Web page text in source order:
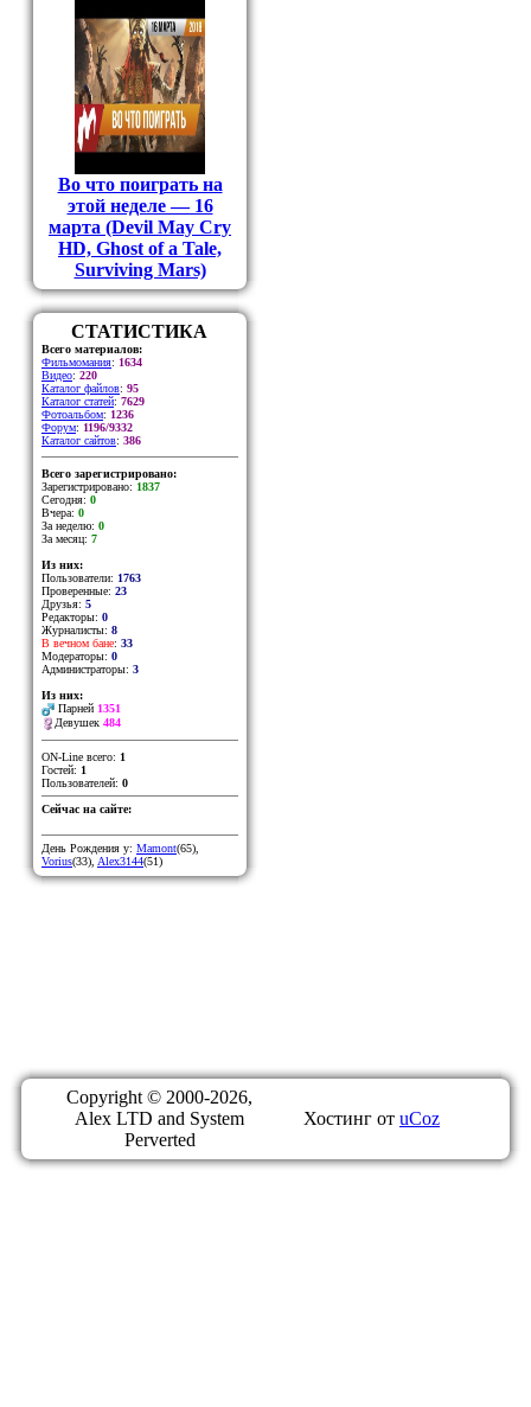
Во что поиграть на
этой неделе — 16
марта (Devil May Cry
HD, Ghost of a Tale,
Surviving Mars)
СТАТИСТИКА
Всего материалов:
Фильмомания: 1634
Видео: 220
Каталог файлов: 95
Каталог статей: 7629
Фотоальбом: 1236
Форум: 1196/9332
Каталог сайтов: 386
Всего зарегистрировано:
Зарегистрировано: 1837
Сегодня: 0
Вчера: 0
За неделю: 0
За месяц: 7
Из них:
Пользователи: 1763
Проверенные: 23
Друзья: 5
Редакторы: 0
Журналисты: 8
В вечном бане: 33
Модераторы: 0
Администраторы: 3
Из них:
Парней 1351
Девушек 484
ON-Line всего: 1
Гостей: 1
Пользователей: 0
Сейчас на сайте:
День Рождения у: Mamont(65),
Vorius(33), Alex3144(51)
Copyright © 2000-2026,
Alex LTD and System
Perverted
Хостинг от uCoz